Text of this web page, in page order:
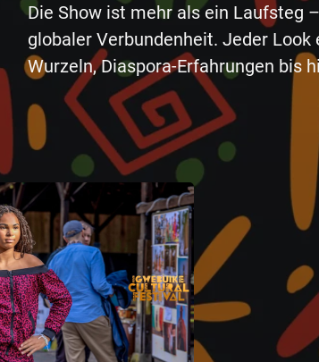
Die Show ist mehr als ein Laufsteg
globaler Verbundenheit. Jeder
Wurzeln, Diaspora-Erfahrungen bis